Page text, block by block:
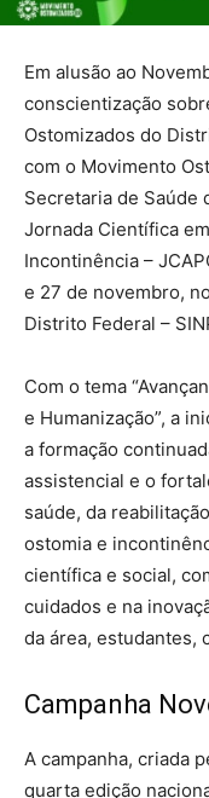
Em alusão ao
conscientização
Ostomizados do
com o Movimento
Secretaria de Saúde
Jornada Científica
Incontinência –
e 27 de novembro,
Distrito Federal –
Com o tema
e Humanização”, a
a formação
assistencial e o
saúde, da
ostomia e
científica e social,
cuidados e na
da área, estudantes,
Campanha
A campanha, criada
quarta edição